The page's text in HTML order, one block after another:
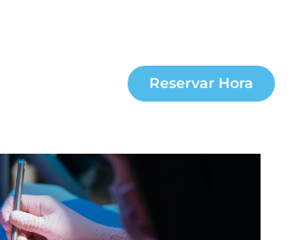
Reservar Hora